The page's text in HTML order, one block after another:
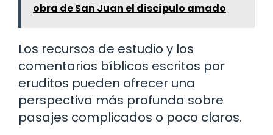
obra de San Juan el discípulo amado
Los recursos de estudio y los
comentarios bíblicos escritos por
eruditos pueden ofrecer una
perspectiva más profunda sobre
pasajes complicados o poco claros.